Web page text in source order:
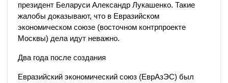
президент Беларуси Александр Лукашенко. Такие
жалобы доказывают, что в Евразийском
экономическом союзе (восточном контрпроекте
Москвы) дела идут неважно.
Два года после создания
Евразийский экономический союз (ЕврАзЭС) был